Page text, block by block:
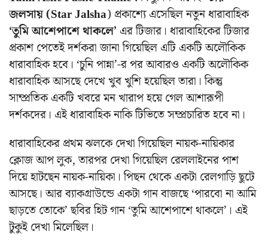
জলসায় (Star Jalsha) প্রকাশ্যে এসেছিল নতুন ধারাবাহিক
‘তুমি আশেপাশে থাকলে’ এর টিজার। ধারাবাহিকের টিজার
প্রকাশ পেতেই দর্শকরা জানা গিয়েছিল এটি একটি অলৌকিক
ধারাবাহিক হবে। ‘চুনি পান্না’-র পর আবারও একটি অলৌকিক
ধারাবাহিক আসছে দেখে খুব খুশি হয়েছিল তারা। কিন্তু
সাম্প্রতিক একটি খবরে মন খারাপ হয়ে গেল আশারূপী
দর্শকদের। এই ধারাবাহিক নাকি টিভিতে সম্প্রচারিত হবে না।
ধারাবাহিকের প্রথম ঝলকে দেখা গিয়েছিল নায়ক-নায়িকার
ক্লোজ আপ লুক, তারপর দেখা গিয়েছিল রেললাইনের পাশ
দিয়ে হাটছেন নায়ক-নায়িকা। পিছন থেকে একটা রেলগাড়ি ছুটে
আসছে। আর ব্যাকগ্রাউন্ডে একটা গান বাজছে ‘পারবো না আমি
ছাড়তে তোকে’ ছবির হিট গান ‘তুমি আশেপাশে থাকলে’। এই
টুকুই দেখা মিলেছিল।